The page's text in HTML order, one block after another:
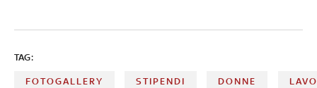
TAG:
FOTOGALLERY STIPENDI DONNE